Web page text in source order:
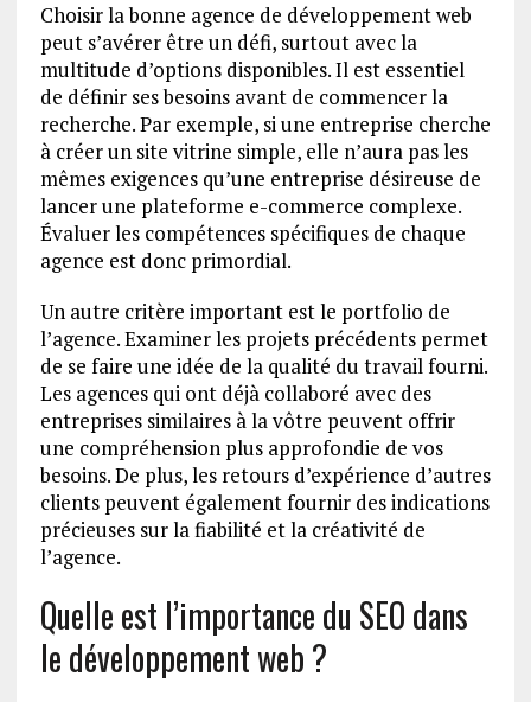
Choisir la bonne agence de développement web
peut s’avérer être un défi, surtout avec la
multitude d’options disponibles. Il est essentiel
de définir ses besoins avant de commencer la
recherche. Par exemple, si une entreprise cherche
à créer un site vitrine simple, elle n’aura pas les
mêmes exigences qu’une entreprise désireuse de
lancer une plateforme e-commerce complexe.
Évaluer les compétences spécifiques de chaque
agence est donc primordial.
Un autre critère important est le portfolio de
l’agence. Examiner les projets précédents permet
de se faire une idée de la qualité du travail fourni.
Les agences qui ont déjà collaboré avec des
entreprises similaires à la vôtre peuvent offrir
une compréhension plus approfondie de vos
besoins. De plus, les retours d’expérience d’autres
clients peuvent également fournir des indications
précieuses sur la fiabilité et la créativité de
l’agence.
Quelle est l’importance du SEO dans
le développement web ?